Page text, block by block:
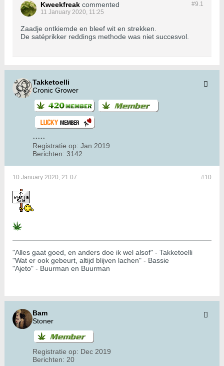
#9.1
Kweekfreak commented
11 January 2020, 11:25
Zaadje ontkiemde en bleef wit en strekken.
De satéprikker reddings methode was niet succesvol.
Takketoelli
Cronic Grower
Registratie op: Jan 2019
Berichten: 3142
#10
10 January 2020, 21:07
"Alles gaat goed, en anders doe ik wel alsof" - Takketoelli
"Wat er ook gebeurt, altijd blijven lachen" - Bassie
"Ajeto" - Buurman en Buurman
Bam
Stoner
Registratie op: Dec 2019
Berichten: 20